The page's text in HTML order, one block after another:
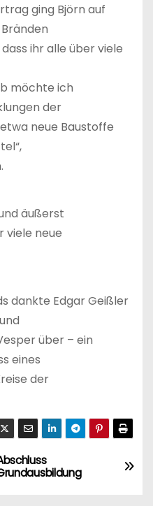
ging Björn auf
ihr alle über viele
möchte ich
der
neue Baustoffe
äußerst
viele neue
dankte Edgar Geißler
über – ein
eines
der